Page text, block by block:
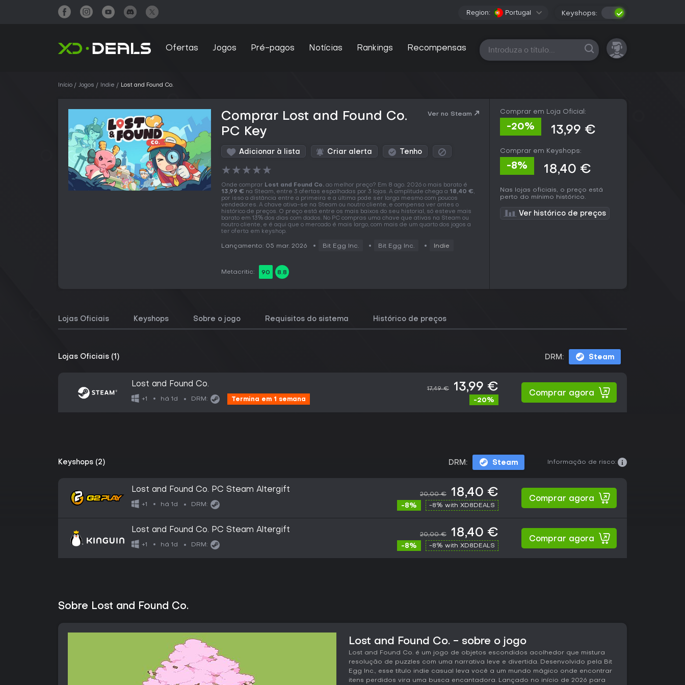
Region: Portugal Keyshops:
Ofertas Jogos Pré-pagos Notícias Rankings Recompensas Todas as plataformas
Início Jogos Indie Lost and Found Co.
Comprar Lost and Found Co.
PC Key
Ver no Steam
Adicionar à lista Criar alerta Tenho
★★★★★
Onde comprar Lost and Found Co. ao melhor preço? Em 8 ago. 2026 o mais barato é
13,99 € na Steam, entre 3 ofertas espalhadas por 3 lojas. A amplitude chega a 18,40 €,
por isso a distância entre a primeira e a última pode ser larga mesmo com poucos
vendedores. A chave ativa-se na Steam ou noutro cliente, e compensa ver antes o
histórico de preços. O preço está entre os mais baixos do seu historial, só esteve mais
barato em 13% dos dias com dados. No PC compras uma chave que ativas na Steam ou
noutro cliente, e é aqui que o mercado é mais largo, com mais de um quarto dos jogos a
ter oferta em keyshop.
Lançamento: 05 mar. 2026 Bit Egg Inc. Bit Egg Inc. Indie
Metacritic: 90 8.8
Comprar em Loja Oficial:
-20% 13,99 €
Comprar em Keyshops:
-8% 18,40 €
Nas lojas oficiais, o preço está
perto do mínimo histórico.
Ver histórico de preços
Lojas Oficiais Keyshops Sobre o jogo Requisitos do sistema Histórico de preços
Lojas Oficiais (1) DRM: Steam
Lost and Found Co.
+1 há 1d DRM: Termina em 1 semana
17,49 € 13,99 €
-20%
Comprar agora
Keyshops (2) DRM: Steam Informação de risco:
Lost and Found Co. PC Steam Altergift
+1 há 1d DRM:
20,00 € 18,40 €
-8% -8% with XD8DEALS
Comprar agora
Lost and Found Co. PC Steam Altergift
+1 há 1d DRM:
20,00 € 18,40 €
-8% -8% with XD8DEALS
Comprar agora
Sobre Lost and Found Co.
Lost and Found Co. - sobre o jogo
Lost and Found Co. é um jogo de objetos escondidos acolhedor que mistura
resolução de puzzles com uma narrativa leve e divertida. Desenvolvido pela Bit
Egg Inc., esse título indie casual leva você a um mundo mágico onde encontrar
itens perdidos vira uma busca encantadora. Lançado no início de 2026 para